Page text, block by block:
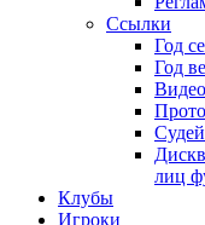
Ссылки
Год
Год
Видео
лиц
Клубы
Игроки